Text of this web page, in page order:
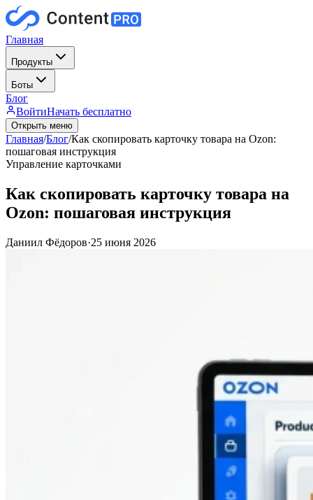
Главная
Продукты
Боты
Блог
ВойтиНачать бесплатно
Открыть меню
Главная/Блог/Как скопировать карточку товара на Ozon:
пошаговая инструкция
Управление карточками
Как скопировать карточку товара на
Ozon: пошаговая инструкция
Даниил Фёдоров·25 июня 2026